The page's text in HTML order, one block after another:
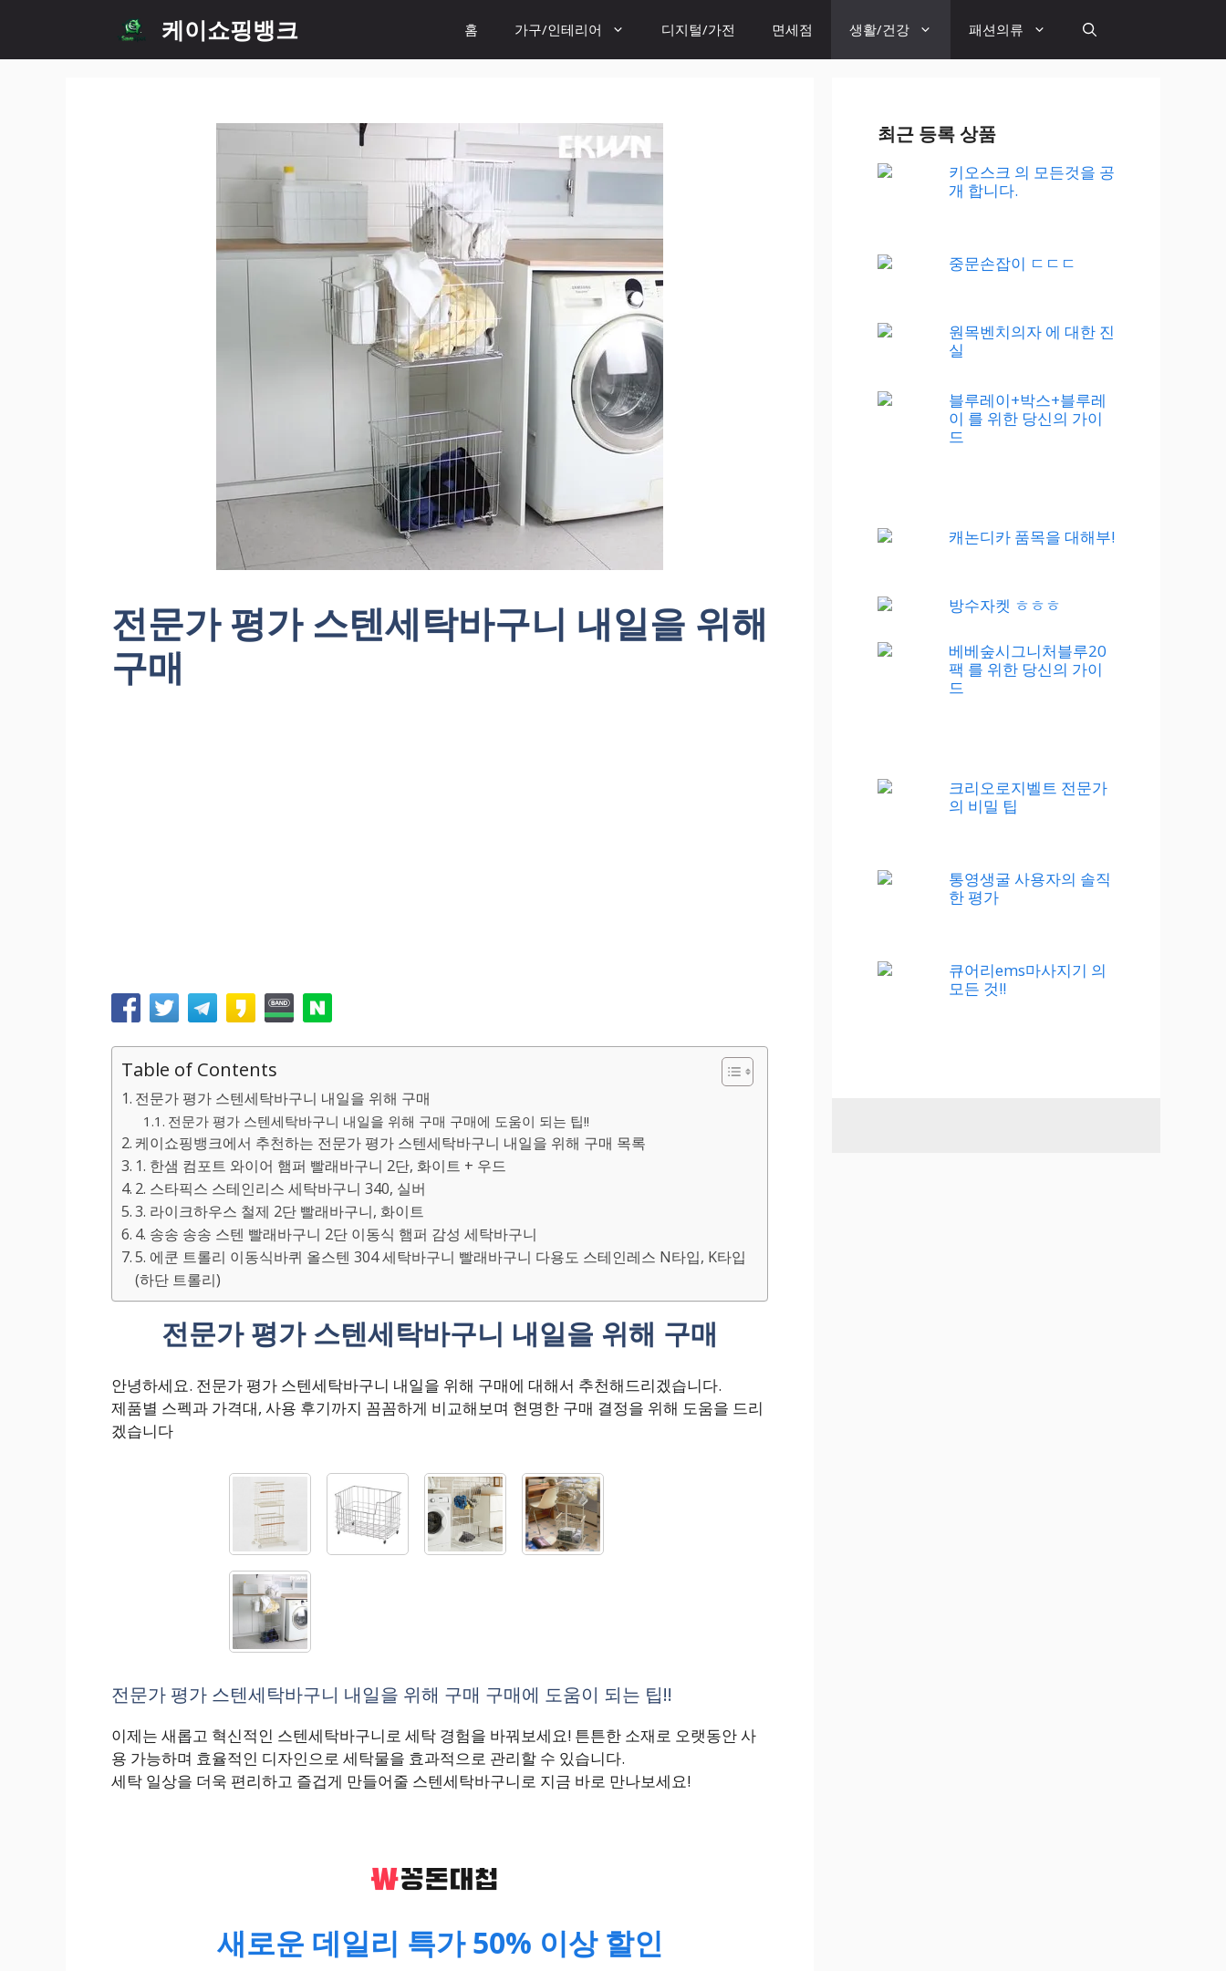
content
케이쇼핑뱅크 홈 가구/인테리어 디지털/가전 면세점 생활/건강 패션의류
전문가 평가 스텐세탁바구니 내일을 위해
구매
Table of Contents
전문가 평가 스텐세탁바구니 내일을 위해 구매
전문가 평가 스텐세탁바구니 내일을 위해 구매 구매에 도움이 되는 팁!!
케이쇼핑뱅크에서 추천하는 전문가 평가 스텐세탁바구니 내일을 위해 구매 목록
1. 한샘 컴포트 와이어 햄퍼 빨래바구니 2단, 화이트 + 우드
2. 스타픽스 스테인리스 세탁바구니 340, 실버
3. 라이크하우스 철제 2단 빨래바구니, 화이트
4. 송송 송송 스텐 빨래바구니 2단 이동식 햄퍼 감성 세탁바구니
5. 에쿤 트롤리 이동식바퀴 올스텐 304 세탁바구니 빨래바구니 다용도 스테인레스 N타입, K타입
(하단 트롤리)
전문가 평가 스텐세탁바구니 내일을 위해 구매
안녕하세요. 전문가 평가 스텐세탁바구니 내일을 위해 구매에 대해서 추천해드리겠습니다.
제품별 스펙과 가격대, 사용 후기까지 꼼꼼하게 비교해보며 현명한 구매 결정을 위해 도움을 드리
겠습니다
전문가 평가 스텐세탁바구니 내일을 위해 구매 구매에 도움이 되는 팁!!
이제는 새롭고 혁신적인 스텐세탁바구니로 세탁 경험을 바꿔보세요! 튼튼한 소재로 오랫동안 사
용 가능하며 효율적인 디자인으로 세탁물을 효과적으로 관리할 수 있습니다.
세탁 일상을 더욱 편리하고 즐겁게 만들어줄 스텐세탁바구니로 지금 바로 만나보세요!
새로운 데일리 특가 50% 이상 할인
최근 등록 상품
키오스크 의 모든것을 공
개 합니다.
중문손잡이 ㄷㄷㄷ
원목벤치의자 에 대한 진
실
블루레이+박스+블루레
이 를 위한 당신의 가이
드
캐논디카 품목을 대해부!
방수자켓 ㅎㅎㅎ
베베숲시그니처블루20
팩 를 위한 당신의 가이
드
크리오로지벨트 전문가
의 비밀 팁
통영생굴 사용자의 솔직
한 평가
큐어리ems마사지기 의
모든 것!!